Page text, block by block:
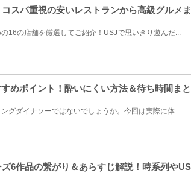
スパ重視の安いレストランから高級グルメ
16の店舗を厳選してご紹介！USJで思いきり遊んだ...
めポイント！酔いにくい方法＆待ち時間ま
グダイナソーではないでしょうか。今回は実際に体...
6作品の繋がり＆あらすじ解説！時系列や